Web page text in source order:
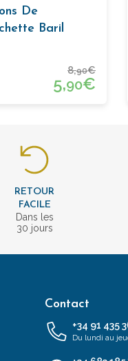
De
Baril
8,90€
5,90€
RETOUR
FACILE
Dans les
30 jours
Contact
+34 91 435
Du lundi au